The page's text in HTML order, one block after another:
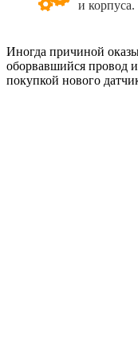
и корпуса.
Иногда причиной
оборвавшийся провод
покупкой нового